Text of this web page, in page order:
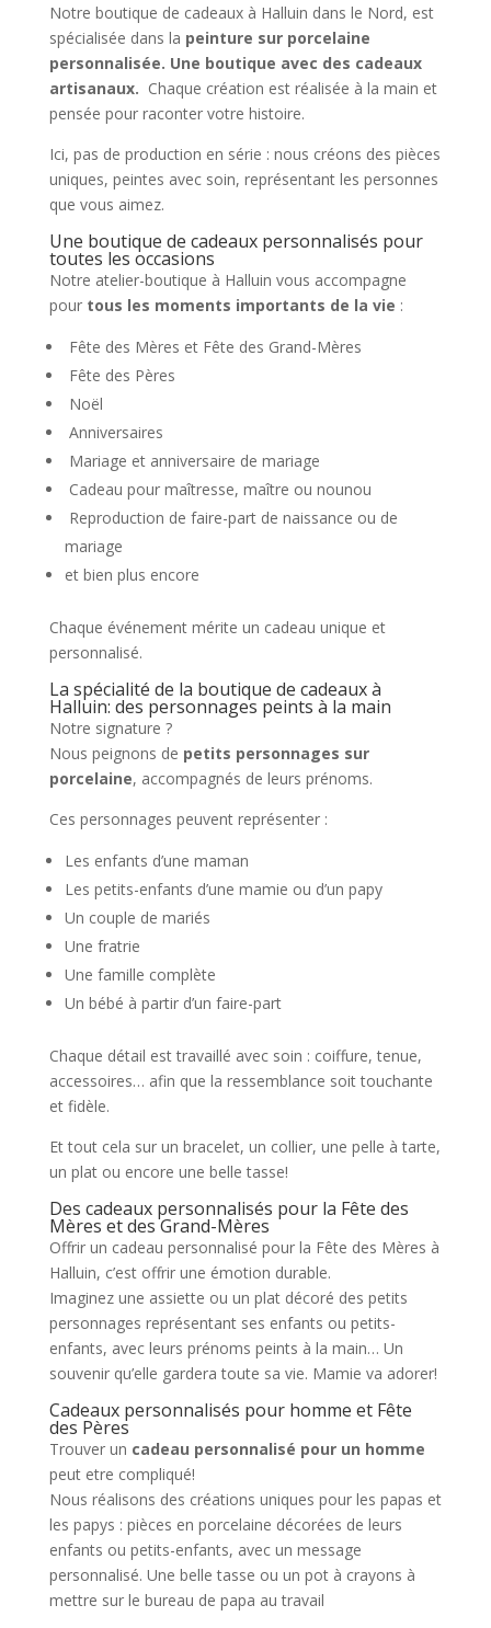
Notre boutique de cadeaux à Halluin dans le Nord, est
spécialisée dans la peinture sur porcelaine
personnalisée. Une boutique avec des cadeaux
artisanaux. Chaque création est réalisée à la main et
pensée pour raconter votre histoire.
Ici, pas de production en série : nous créons des pièces
uniques, peintes avec soin, représentant les personnes
que vous aimez.
Une boutique de cadeaux personnalisés pour
toutes les occasions
Notre atelier-boutique à Halluin vous accompagne
pour tous les moments importants de la vie :
Fête des Mères et Fête des Grand-Mères
Fête des Pères
Noël
Anniversaires
Mariage et anniversaire de mariage
Cadeau pour maîtresse, maître ou nounou
Reproduction de faire-part de naissance ou de
mariage
et bien plus encore
Chaque événement mérite un cadeau unique et
personnalisé.
La spécialité de la boutique de cadeaux à
Halluin: des personnages peints à la main
Notre signature ?
Nous peignons de petits personnages sur
porcelaine, accompagnés de leurs prénoms.
Ces personnages peuvent représenter :
Les enfants d’une maman
Les petits-enfants d’une mamie ou d’un papy
Un couple de mariés
Une fratrie
Une famille complète
Un bébé à partir d’un faire-part
Chaque détail est travaillé avec soin : coiffure, tenue,
accessoires… afin que la ressemblance soit touchante
et fidèle.
Et tout cela sur un bracelet, un collier, une pelle à tarte,
un plat ou encore une belle tasse!
Des cadeaux personnalisés pour la Fête des
Mères et des Grand-Mères
Offrir un cadeau personnalisé pour la Fête des Mères à
Halluin, c’est offrir une émotion durable.
Imaginez une assiette ou un plat décoré des petits
personnages représentant ses enfants ou petits-
enfants, avec leurs prénoms peints à la main… Un
souvenir qu’elle gardera toute sa vie. Mamie va adorer!
Cadeaux personnalisés pour homme et Fête
des Pères
Trouver un cadeau personnalisé pour un homme
peut etre compliqué!
Nous réalisons des créations uniques pour les papas et
les papys : pièces en porcelaine décorées de leurs
enfants ou petits-enfants, avec un message
personnalisé. Une belle tasse ou un pot à crayons à
mettre sur le bureau de papa au travail